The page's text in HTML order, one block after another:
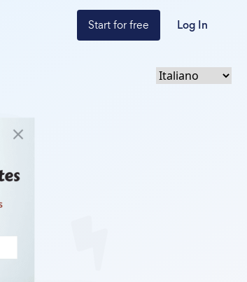
Start for free Log In